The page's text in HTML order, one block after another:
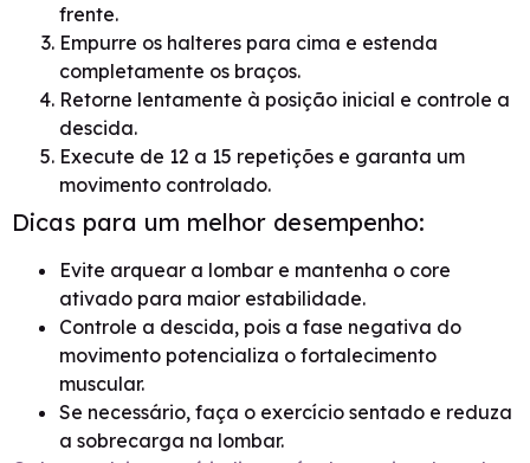
frente.
Empurre os halteres para cima e estenda
completamente os braços.
Retorne lentamente à posição inicial e controle a
descida.
Execute de 12 a 15 repetições e garanta um
movimento controlado.
Dicas para um melhor desempenho:
Evite arquear a lombar e mantenha o core
ativado para maior estabilidade.
Controle a descida, pois a fase negativa do
movimento potencializa o fortalecimento
muscular.
Se necessário, faça o exercício sentado e reduza
a sobrecarga na lombar.